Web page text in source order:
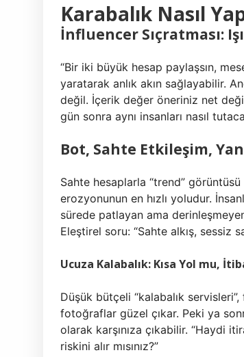
Karabalık Nasıl
İnfluencer Sıçratması:
“Bir iki büyük hesap paylaşsın,
yaratarak anlık akın sağlayabilir.
değil. İçerik değer öneriniz net
gün sonra aynı insanları nasıl
Bot, Sahte Etkileşim,
Sahte hesaplarla “trend”
erozyonunun en hızlı yoludur.
sürede patlayan ama
Eleştirel soru: “Sahte alkış, sessiz
Ucuza Kalabalık: Kısa Yol mu,
Düşük bütçeli “kalabalık
fotoğraflar güzel çıkar. Peki ya
olarak karşınıza çıkabilir. “Haydi
riskini alır mısınız?”